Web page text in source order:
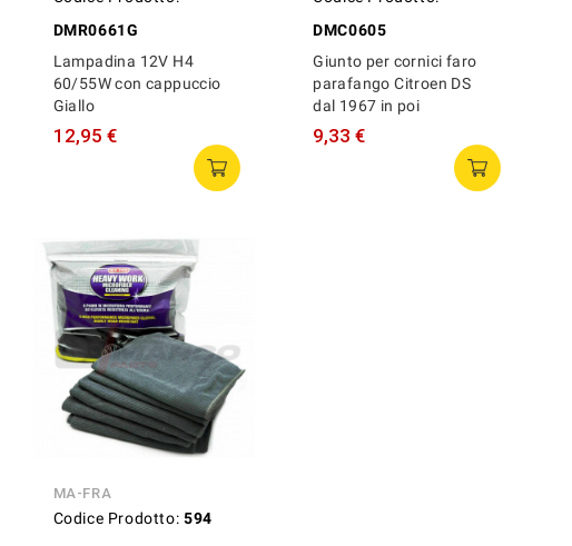
DMR0661G
Lampadina 12V H4
60/55W con cappuccio
Giallo
12,95 €
DMC0605
Giunto per cornici faro
parafango Citroen DS
dal 1967 in poi
9,33 €
MA-FRA
Codice Prodotto: 594